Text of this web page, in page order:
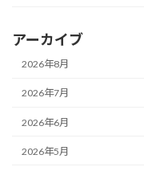
アーカイブ
2026年8月
2026年7月
2026年6月
2026年5月